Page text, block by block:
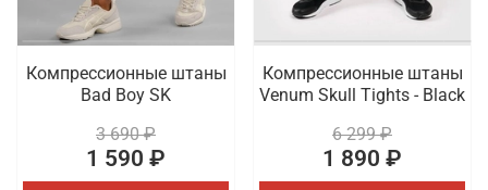
Компрессионные штаны
Bad Boy SK
3 690 ₽
1 590 ₽
Компрессионные штаны
Venum Skull Tights - Black
6 299 ₽
1 890 ₽